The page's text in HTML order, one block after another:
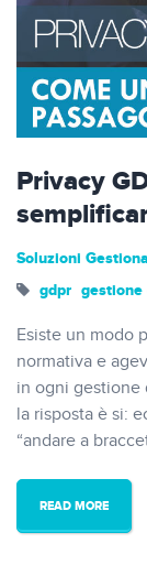
Privacy
Soluzioni
gdpr gestione
Esiste un modo
normativa e
in ogni gestione
la risposta è si:
“andare a
READ MORE